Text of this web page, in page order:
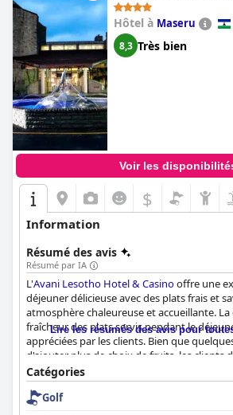
Hôtel à Maseru
8,3 Très bien
Voir les
$
Information
Résumé des avis
Résumé par IA
L'Avani Lesotho Hotel & Casinooffre une
déjeuner délicieuse avec des plats frais et
atmosphère chaleureuse et accueillante.
fraîcheur des plats servis pendant le
appréciées par les clients. Bien que
d'ajouter plus de choix de fruits, les clients
considèrent le petit-déjeuner comme l'un
leur séjour.
Lire les résumés des avis pour
Catégories
Golf